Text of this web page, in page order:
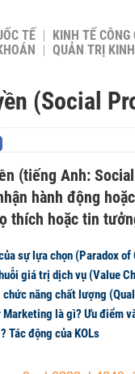
TẾ KINH TẾ CÔNG
QUẢN TRỊ
(Social
(tiếng Anh:
hành động
thích hoặc tin
sự lựa chọn (Paradox
giá trị dịch vụ (Value
năng chất lượng
Marketing là gì? Ưu điểm
Tác động của KOLs